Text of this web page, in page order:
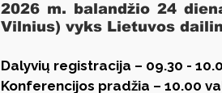
2026 m. balandžio 24
Vilnius) vyks Lietuvos
Dalyvių registracija – 09.30 -
Konferencijos pradžia – 10.00